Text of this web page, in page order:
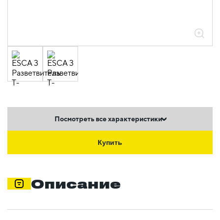
Посмотреть все характеристики
Купить
Описание